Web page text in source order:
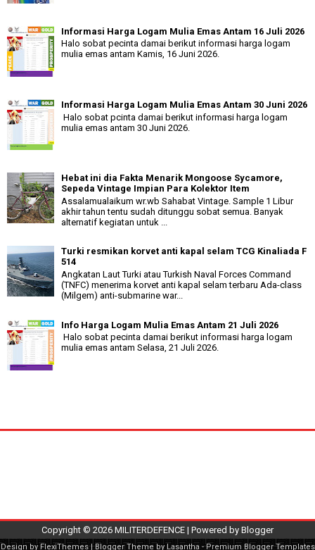
Informasi Harga Logam Mulia Emas Antam 16 Juli 2026
Halo sobat pecinta damai berikut informasi harga logam
mulia emas antam Kamis, 16 Juni 2026.
Informasi Harga Logam Mulia Emas Antam 30 Juni 2026
Halo sobat pcinta damai berikut informasi harga logam
mulia emas antam 30 Juni 2026.
Hebat ini dia Fakta Menarik Mongoose Sycamore,
Sepeda Vintage Impian Para Kolektor Item
Assalamualaikum wr.wb Sahabat Vintage. Sample 1 Libur
akhir tahun tentu sudah ditunggu sobat semua. Banyak
alternatif kegiatan untuk ...
Turki resmikan korvet anti kapal selam TCG Kinaliada F
514
Angkatan Laut Turki atau Turkish Naval Forces Command
(TNFC) menerima korvet anti kapal selam terbaru Ada-class
(Milgem) anti-submarine war...
Info Harga Logam Mulia Emas Antam 21 Juli 2026
Halo sobat pecinta damai berikut informasi harga logam
mulia emas antam Selasa, 21 Juli 2026.
Copyright © 2026 MILITERDEFENCE | Powered by Blogger
Design by FlexiThemes| Blogger Theme by Lasantha -Premium Blogger Templates